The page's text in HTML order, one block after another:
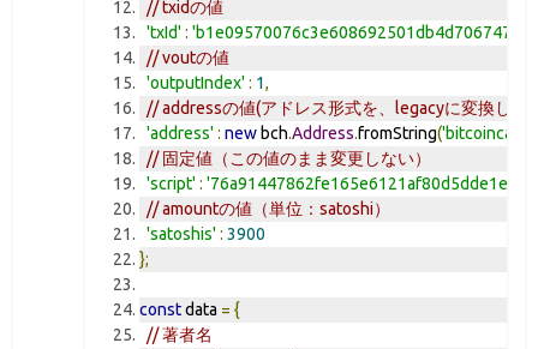
// txidの値
'txId' :
// voutの値
'outputIndex' : 1,
// addressの値(アドレス形式を、legacyに変換して
'address' : new bch.Address.fromString(
// 固定値（この値のまま変更しない）
'script' :
// amountの値（単位：satoshi）
'satoshis' : 3900
};
const data = {
// 著者名